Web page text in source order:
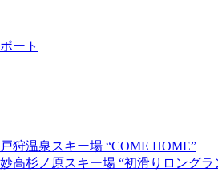
ート
狩温泉スキー場 “COME HOME”
高杉ノ原スキー場 “初滑りロングラ